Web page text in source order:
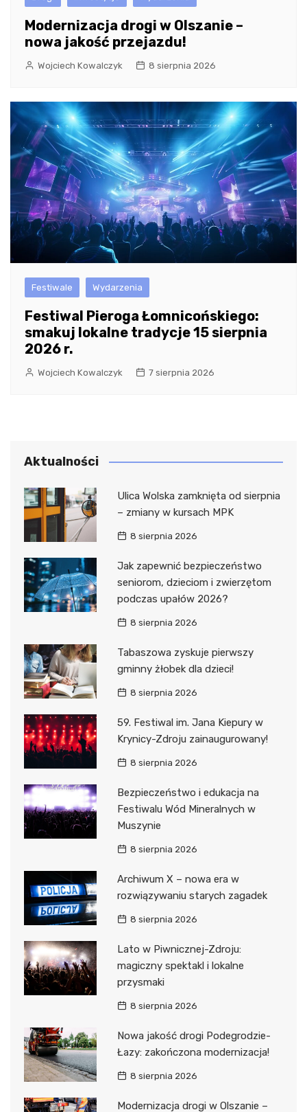
Modernizacja drogi w Olszanie –
nowa jakość przejazdu!
Wojciech Kowalczyk 8 sierpnia 2026
Festiwale Wydarzenia
Festiwal Pieroga Łomnicońskiego:
smakuj lokalne tradycje 15 sierpnia
2026 r.
Wojciech Kowalczyk 7 sierpnia 2026
Aktualności
Ulica Wolska zamknięta od sierpnia
– zmiany w kursach MPK
8 sierpnia 2026
Jak zapewnić bezpieczeństwo
seniorom, dzieciom i zwierzętom
podczas upałów 2026?
8 sierpnia 2026
Tabaszowa zyskuje pierwszy
gminny żłobek dla dzieci!
8 sierpnia 2026
59. Festiwal im. Jana Kiepury w
Krynicy-Zdroju zainaugurowany!
8 sierpnia 2026
Bezpieczeństwo i edukacja na
Festiwalu Wód Mineralnych w
Muszynie
8 sierpnia 2026
Archiwum X – nowa era w
rozwiązywaniu starych zagadek
8 sierpnia 2026
Lato w Piwnicznej-Zdroju:
magiczny spektakl i lokalne
przysmaki
8 sierpnia 2026
Nowa jakość drogi Podegrodzie-
Łazy: zakończona modernizacja!
8 sierpnia 2026
Modernizacja drogi w Olszanie –